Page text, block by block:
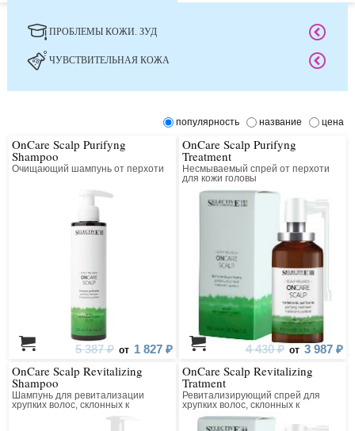
ПРОБЛЕМЫ КОЖИ. ЗУД
ЧУВСТВИТЕЛЬНАЯ КОЖА
популярность название цена
OnCare Scalp Purifyng
Shampoo
Очищающий шампунь от перхоти
5 387 ₽ от 1 827 ₽
OnCare Scalp Purifyng
Treatment
Несмываемый спрей от перхоти
для кожи головы
4 430 ₽ от 3 987 ₽
OnCare Scalp Revitalizing
Shampoo
Шампунь для ревитализации
хрупких волос, склонных к
OnCare Scalp Revitalizing
Tratment
Ревитализирующий спрей для
хрупких волос, склонных к
выпадению